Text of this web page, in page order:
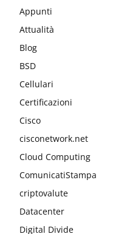
Appunti
Attualità
Blog
BSD
Cellulari
Certificazioni
Cisco
cisconetwork.net
Cloud Computing
ComunicatiStampa
criptovalute
Datacenter
Digital Divide